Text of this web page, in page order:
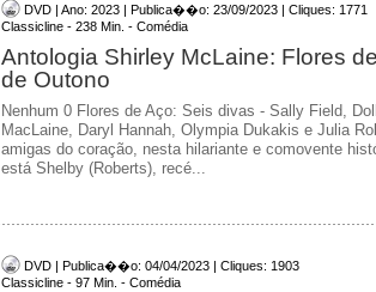
DVD | Ano: 2023 | Publica��o: 23/09/2023 | Cliques: 1771
Classicline - 238 Min. - Comédia
Antologia Shirley McLaine: Flores
de Outono
Nenhum 0 Flores de Aço: Seis divas - Sally Field,
MacLaine, Daryl Hannah, Olympia Dukakis e Julia
amigas do coração, nesta hilariante e comovente
está Shelby (Roberts), recé...
DVD | Publica��o: 04/04/2023 | Cliques: 1903
Classicline - 97 Min. - Comédia